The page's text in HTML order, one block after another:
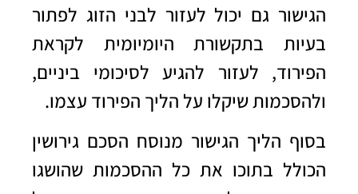
הגישור גם יכול לעזור לבני הזוג לפתור
בעיות בתקשורת היומיומית לקראת
הפירוד, לעזור להגיע לסיכומי ביניים,
ולהסכמות שיקלו על הליך הפירוד עצמו.
בסוף הליך הגישור מנוסח הסכם גירושין
הכולל בתוכו את כל ההסכמות שהושגו